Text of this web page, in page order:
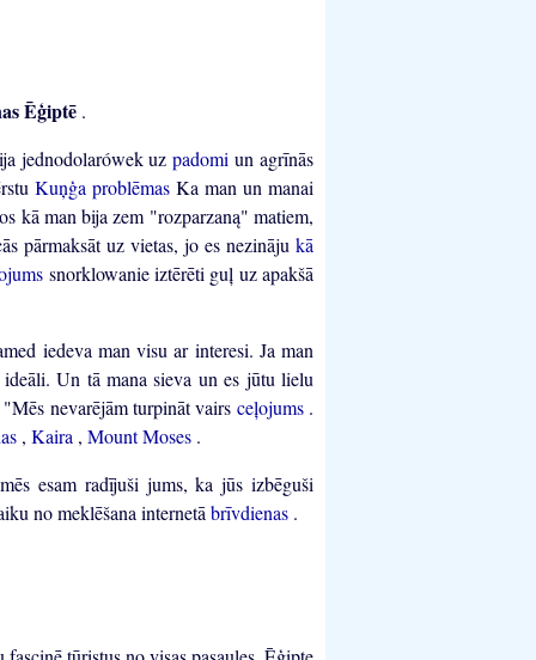
Ēģiptē .
jednodolarówek uzpadomiun agrīnās
Kuņģa problēmasKa man un manai
kā man bija zem "rozparzaną" matiem,
pārmaksāt uz vietas, jo es nezinājukā
snorklowanie iztērēti guļ uz apakšā
iedeva man visu ar interesi. Ja man
Un tā mana sieva un es jūtu lielu
"Mēs nevarējām turpināt vairs ceļojums .
, Kaira , Mount Moses .
esam radījuši jums, ka jūs izbēguši
no meklēšana internetā brīvdienas .